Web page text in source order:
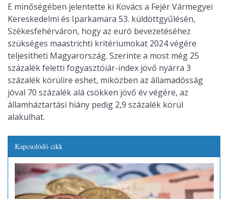
E minőségében jelentette ki Kovács a Fejér Vármegyei
Kereskedelmi és Iparkamara 53. küldöttgyűlésén,
Székesfehérváron, hogy az euró bevezetéséhez
szükséges maastrichti kritériumokat 2024 végére
teljesítheti Magyarország. Szerinte a most még 25
százalék feletti fogyasztóiár-index jövő nyárra 3
százalék körülire eshet, miközben az államadósság
jóval 70 százalék alá csökken jövő év végére, az
államháztartási hiány pedig 2,9 százalék körül
alakulhat.
Kapcsolódó cikk